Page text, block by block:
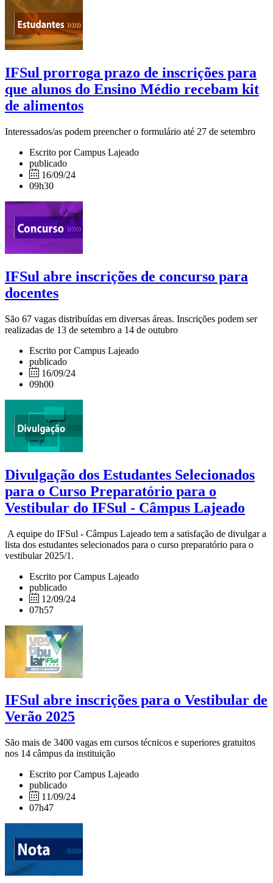
IFSul prorroga prazo de inscrições para
que alunos do Ensino Médio recebam kit
de alimentos
Interessados/as podem preencher o formulário até 27 de setembro
Escrito por Campus Lajeado
publicado
16/09/24
09h30
IFSul abre inscrições de concurso para
docentes
São 67 vagas distribuídas em diversas áreas. Inscrições podem ser
realizadas de 13 de setembro a 14 de outubro
Escrito por Campus Lajeado
publicado
16/09/24
09h00
Divulgação dos Estudantes Selecionados
para o Curso Preparatório para o
Vestibular do IFSul - Câmpus Lajeado
A equipe do IFSul - Câmpus Lajeado tem a satisfação de divulgar a
lista dos estudantes selecionados para o curso preparatório para o
vestibular 2025/1.
Escrito por Campus Lajeado
publicado
12/09/24
07h57
IFSul abre inscrições para o Vestibular de
Verão 2025
São mais de 3400 vagas em cursos técnicos e superiores gratuitos
nos 14 câmpus da instituição
Escrito por Campus Lajeado
publicado
11/09/24
07h47